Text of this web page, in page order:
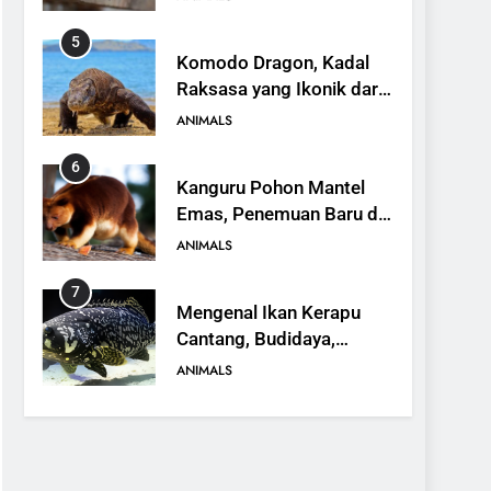
6
Kanguru Pohon Mantel
Emas, Penemuan Baru di
Dunia Satwa
ANIMALS
7
Mengenal Ikan Kerapu
Cantang, Budidaya,
Keunggulan, dan Potensi
ANIMALS
8
16 Fakta Menarik tentang
Landak
ANIMALS
9